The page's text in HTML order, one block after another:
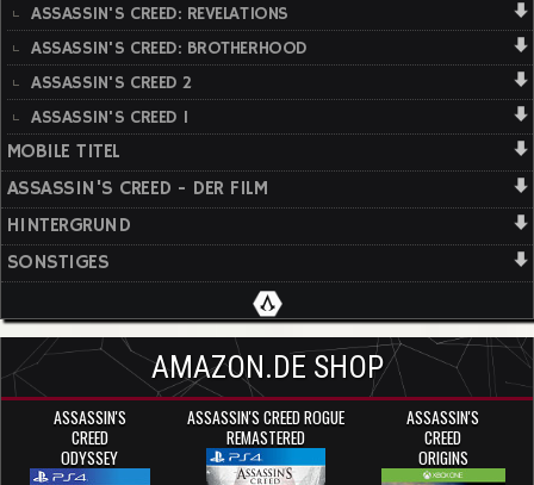
ASSASSIN'S CREED: REVELATIONS
ASSASSIN'S CREED: BROTHERHOOD
ASSASSIN'S CREED 2
ASSASSIN'S CREED 1
MOBILE TITEL
ASSASSIN'S CREED - DER FILM
HINTERGRUND
SONSTIGES
AMAZON.DE SHOP
ASSASSIN'S
CREED
ODYSSEY
ASSASSIN'S CREED ROGUE
REMASTERED
ASSASSIN'S
CREED
ORIGINS